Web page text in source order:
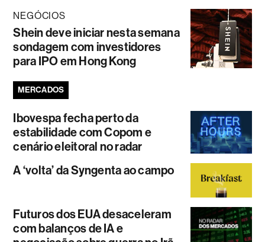
NEGÓCIOS
Shein deve iniciar nesta semana
sondagem com investidores
para IPO em Hong Kong
MERCADOS
Ibovespa fecha perto da
estabilidade com Copom e
cenário eleitoral no radar
A ‘volta’ da Syngenta ao campo
Futuros dos EUA desaceleram
com balanços de IA e